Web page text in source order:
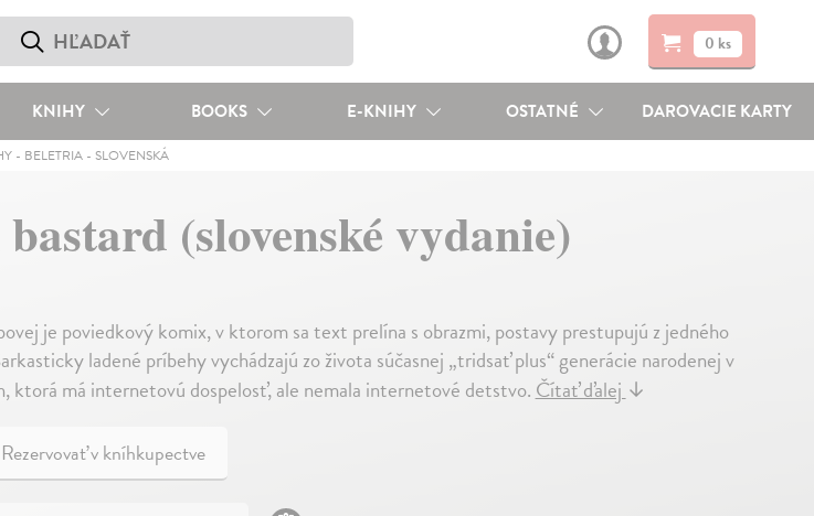
0 ks
KNIHY BOOKS E-KNIHY OSTATNÉ DAROVACIE KARTY
- BELETRIA - SLOVENSKÁ
(slovenské vydanie)
je poviedkový komix, v ktorom sa text prelína s obrazmi, postavy prestupujú z jedného
ladené príbehy vychádzajú zo života súčasnej „tridsať plus“ generácie narodenej v
ktorá má internetovú dospelosť, ale nemala internetové detstvo.Čítať ďalej↓
Rezervovať v kníhkupectve